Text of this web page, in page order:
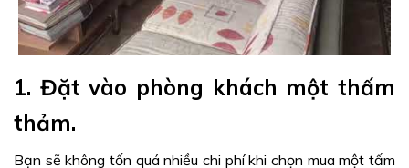
1. Đặt vào phòng khách một thấm
thảm.
Bạn sẽ không tốn quá nhiều chi phí khi chọn mua một tấm